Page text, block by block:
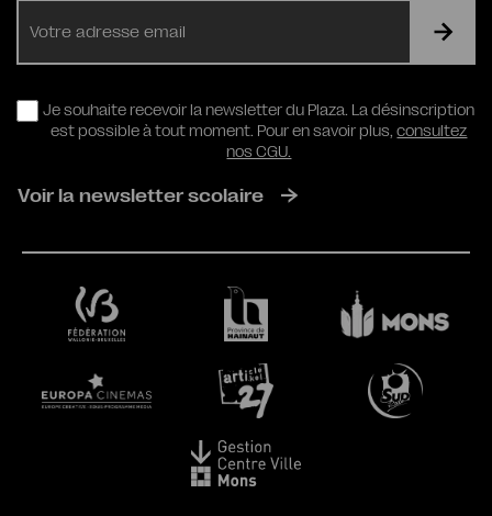
RGPD
Je souhaite recevoir la newsletter du Plaza. La désinscription
est possible à tout moment. Pour en savoir plus,consultez
nos CGU.
Voir la newsletter scolaire